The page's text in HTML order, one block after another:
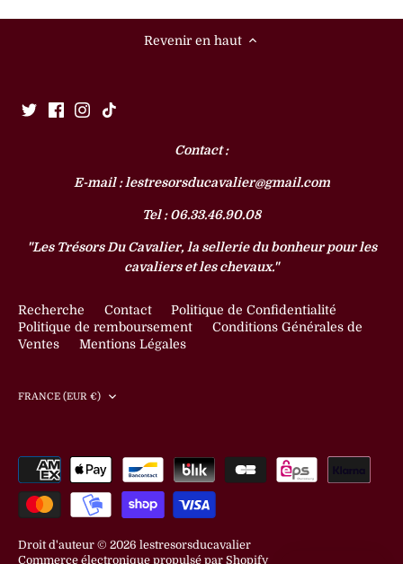
Revenir en haut
Contact :
E-mail : lestresorsducavalier@gmail.com
Tel : 06.33.46.90.08
"Les Trésors Du Cavalier, la sellerie du bonheur pour les
cavaliers et les chevaux."
Recherche Contact
Politique de Confidentialité
Politique de remboursement
Conditions Générales de
Ventes
Mentions Légales
Devise
FRANCE (EUR €)
Droit d'auteur © 2026 lestresorsducavalier
Commerce électronique propulsé par Shopify